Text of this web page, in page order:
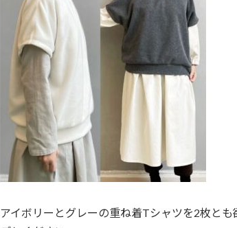
アイボリーとグレーの重ね着Tシャツを2枚と